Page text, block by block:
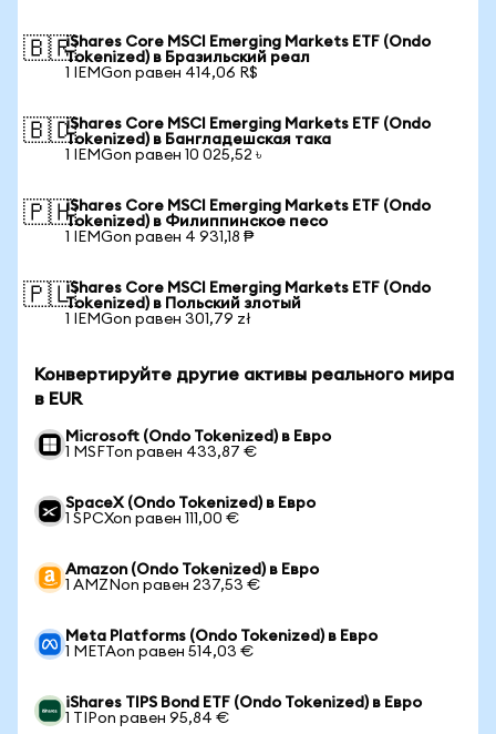
🇧🇷iShares Core MSCI Emerging Markets ETF (Ondo
Tokenized) в Бразильский реал
1 IEMGon равен 414,06 R$
🇧🇩iShares Core MSCI Emerging Markets ETF (Ondo
Tokenized) в Бангладешская така
1 IEMGon равен 10 025,52 ৳
🇵🇭iShares Core MSCI Emerging Markets ETF (Ondo
Tokenized) в Филиппинское песо
1 IEMGon равен 4 931,18 ₱
🇵🇱iShares Core MSCI Emerging Markets ETF (Ondo
Tokenized) в Польский злотый
1 IEMGon равен 301,79 zł
Конвертируйте другие активы реального мира
в EUR
Microsoft (Ondo Tokenized) в Евро
1 MSFTon равен 433,87 €
SpaceX (Ondo Tokenized) в Евро
1 SPCXon равен 111,00 €
Amazon (Ondo Tokenized) в Евро
1 AMZNon равен 237,53 €
Meta Platforms (Ondo Tokenized) в Евро
1 METAon равен 514,03 €
iShares TIPS Bond ETF (Ondo Tokenized) в Евро
1 TIPon равен 95,84 €